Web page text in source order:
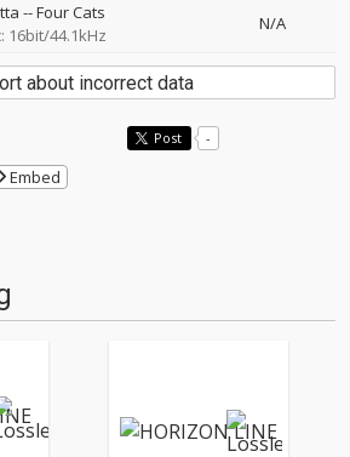
--Four Cats
16bit/44.1kHz
N/A
about incorrect data
Post -
Embed